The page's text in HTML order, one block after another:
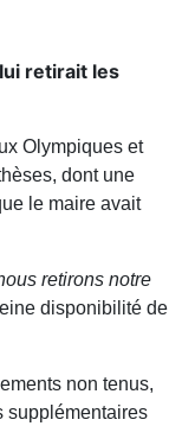
retirait les
Olympiques et
dont une
le maire avait
retirons notre
disponibilité de
non tenus,
supplémentaires